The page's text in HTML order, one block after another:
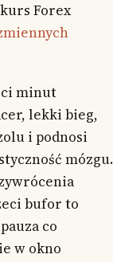
Forex
minut
lekki bieg,
i podnosi
mózgu.
bufor to
co
w okno